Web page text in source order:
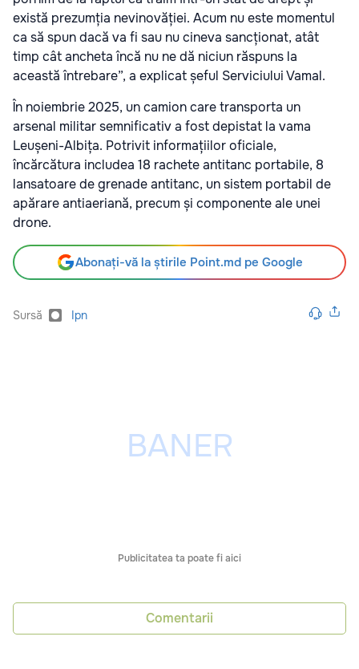
există prezumția nevinovăției. Acum nu este momentul
ca să spun dacă va fi sau nu cineva sancționat, atât
timp cât ancheta încă nu ne dă niciun răspuns la
această întrebare”, a explicat șeful Serviciului Vamal.
În noiembrie 2025, un camion care transporta un
arsenal militar semnificativ a fost depistat la vama
Leușeni-Albița. Potrivit informațiilor oficiale,
încărcătura includea 18 rachete antitanc portabile, 8
lansatoare de grenade antitanc, un sistem portabil de
apărare antiaeriană, precum și componente ale unei
drone.
Abonați-vă la știrile Point.md pe Google
Sursă Ipn
Publicitatea ta poate fi aici
Comentarii